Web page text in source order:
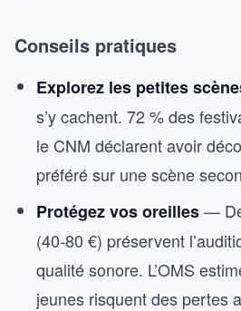
Conseils pratiques
Explorez les petites
s’y cachent. 72 % des
le CNM déclarent avoir
préféré sur une scène
Protégez vos oreilles—
(40-80 €) préservent
qualité sonore. L’OMS
jeunes risquent des pertes